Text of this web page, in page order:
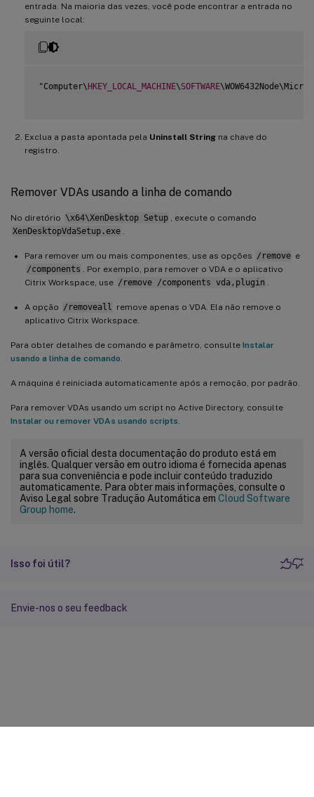
entrada. Na maioria das vezes, você pode encontrar a entrada no
seguinte local:
"Computer\HKEY_LOCAL_MACHINE\ SOFTWARE
Exclua a pasta apontada pela Uninstall String na chave do
registro.
Remover VDAs usando a linha de comando
No diretório \x64\XenDesktop Setup
, execute o comando
XenDesktopVdaSetup.exe
Para remover um ou mais componentes, use as opções /remove e
/components
. Por exemplo, para remover o VDA e o aplicativo
Citrix Workspace, use /remove /components vda,plugin
A opção /removeall
remove apenas o VDA. Ela não remove o
aplicativo Citrix Workspace.
Para obter detalhes de comando e parâmetro, consulte Instalar
usando a linha de comando
A máquina é reiniciada automaticamente após a remoção, por padrão.
Para remover VDAs usando um script no Active Directory, consulte
Instalar ou remover VDAs usando scripts
A versão oficial desta documentação do produto está em
inglês. Qualquer versão em outro idioma é fornecida apenas
para sua conveniência e pode incluir conteúdo traduzido
automaticamente. Para obter mais informações, consulte o
Aviso Legal sobre Tradução Automática em Cloud Software
Group home.
Isso foi útil?
Envie-nos o seu feedback